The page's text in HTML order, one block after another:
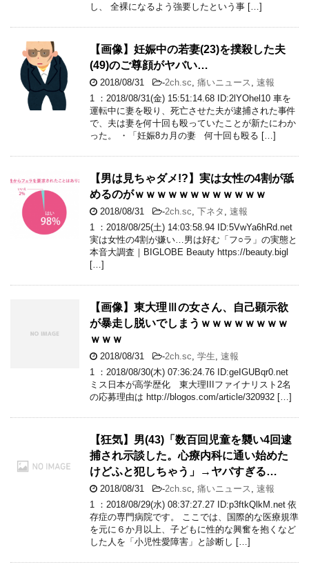
し、 全裸になるよう強要したという事 […]
【画像】妊娠中の若妻(23)を撲殺した夫
(49)のご尊顔がヤバい…
2018/08/31 -2ch.sc 痛いニュース
速報
1 ：2018/08/31(金) 15:51:14.68 ID:2lYOhel10 車を
運転中に妻を殴り、死亡させた夫が逮捕された事件
で、夫は妻を何十回も殴っていたことが新たにわか
った。 ・「妊娠8カ月の妻 何十回も殴る […]
【男は見ちゃダメ!?】実は女性の4割が舐
めるのがｗｗｗｗｗｗｗｗｗｗｗｗ
2018/08/31 -2ch.sc 下ネタ
速報
1 ：2018/08/25(土) 14:03:58.94 ID:5VwYa6hRd.net
実は女性の4割が嫌い…男は好む「フ○ラ」の実態と
本音大調査｜BIGLOBE Beauty https://beauty.bigl
[…]
【画像】東大理Ⅲの女さん、自己顕示欲
が暴走し脱いでしまうｗｗｗｗｗｗｗｗ
ｗｗｗ
2018/08/31 -2ch.sc 学生 速報
1 ：2018/08/30(木) 07:36:24.76 ID:geIGUBqr0.net
ミス日本が高学歴化 東大理IIIファイナリスト2名
の応募理由は http://blogos.com/article/320932 […]
【狂気】男(43)「数百回児童を襲い4回逮
捕され示談した。心療内科に通い始めた
けどふと犯しちゃう」→ヤバすぎる…
2018/08/31 -2ch.sc 痛いニュース
速報
1 ：2018/08/29(水) 08:37:27.27 ID:p3ftkQlkM.net 依
存症の専門病院です。 ここでは、国際的な医療規準
を元に６か月以上、子どもに性的な興奮を抱くなど
した人を「小児性愛障害」と診断し […]